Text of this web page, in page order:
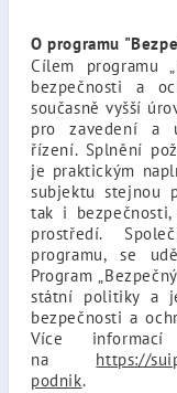
O programu
Cílem programu
bezpečnosti a
současně vyšší
pro zavedení a
řízení. Splnění
je praktickým
subjektu stejnou
tak i
prostředí.
programu, se
Program
státní politiky a
bezpečnosti a
Více
na https://
podnik.